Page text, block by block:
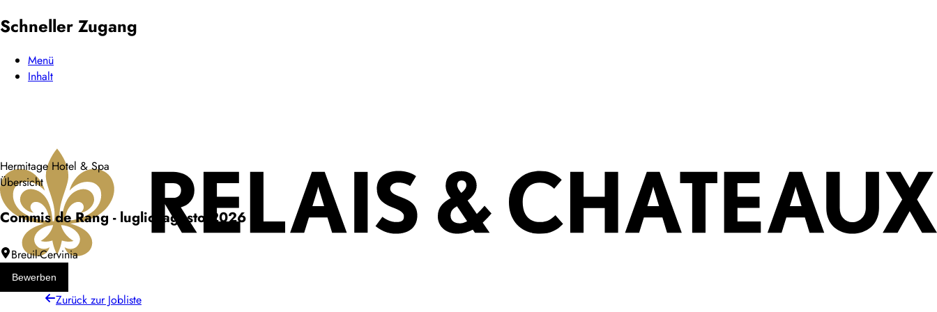
Schneller Zugang
Menü
Inhalt
Hermitage Hotel & Spa
Übersicht
Commis de Rang - luglio/agosto 2026
Breuil-Cervinia
Bewerben
Zurück zur Jobliste